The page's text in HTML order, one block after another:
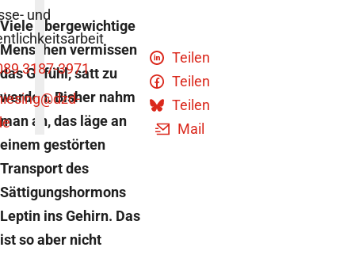
Viele übergewichtige
Menschen vermissen
das Gefühl, satt zu
werden. Bisher nahm
man an, das läge an
einem gestörten
Transport des
Sättigungshormons
Leptin ins Gehirn. Das
ist so aber nicht
Teilen
Teilen
Teilen
Mail
und
3187-3971
@dzd-